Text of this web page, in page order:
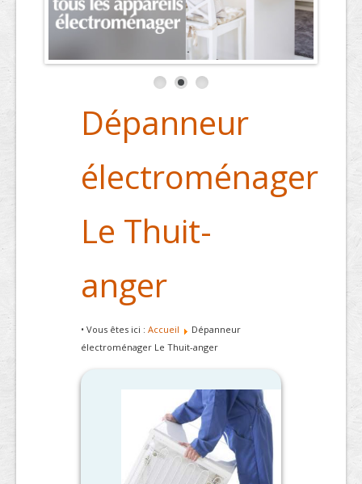
Dépanneur
électroménager
Le Thuit-
anger
• Vous êtes ici : Accueil
Dépanneur
électroménager Le Thuit-anger